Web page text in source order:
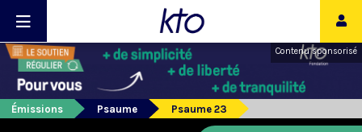
Contenu sponsorisé
Émissions Psaume Psaume 23